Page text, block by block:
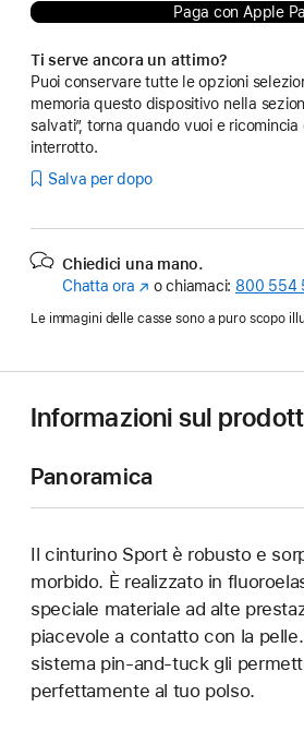
Paga con Apple
Ti serve ancora un attimo?
Puoi conservare tutte le opzioni
memoria questo dispositivo nella
salvati”, torna quando vuoi e
interrotto.
Salva per dopo
Chiedici una mano.
Chatta ora (Si
nuova
o chiamaci: 800 554
Le immagini delle casse sono a puro scopo
Informazioni sul
Panoramica
Il cinturino Sport è robusto e
morbido. È realizzato in
speciale materiale ad alte
piacevole a contatto con la
sistema pin-and-tuck gli
perfettamente al tuo polso.